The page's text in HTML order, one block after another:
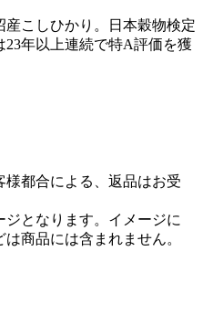
産こしひかり。日本穀物検定
年以上連続で特A評価を獲
様都合による、返品はお受
ジとなります。イメージに
商品には含まれません。